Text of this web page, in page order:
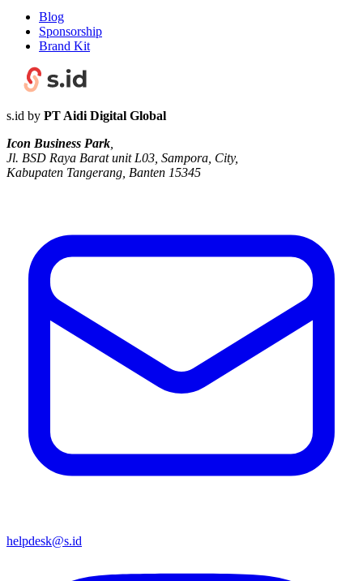
Blog
Sponsorship
Brand Kit
s.id by PT Aidi Digital Global
Icon Business Park
Jl. BSD Raya Barat unit L03, Sampora, City,
Kabupaten Tangerang, Banten 15345
helpdesk@s.id